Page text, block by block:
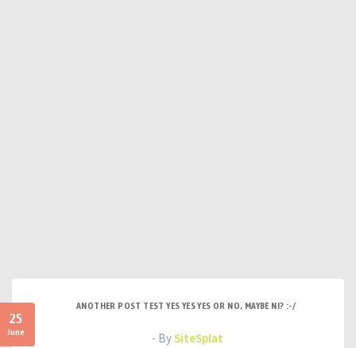
25
June
ANOTHER POST TEST YES YES YES OR NO, MAYBE NI? :-/
- BySiteSplat